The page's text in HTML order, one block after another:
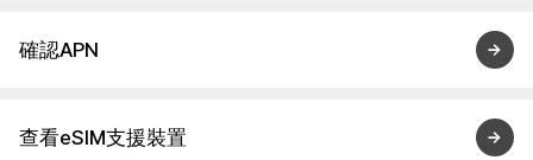
確認APN
查看eSIM支援裝置